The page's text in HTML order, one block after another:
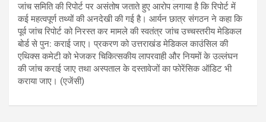
जांच समिति की रिपोर्ट पर असंतोष जताते हुए आरोप लगाया है कि रिपोर्ट में
कई महत्वपूर्ण तथ्यों की अनदेखी की गई है। आर्यन छात्र संगठन ने कहा कि
पूर्व जांच रिपोर्ट को निरस्त कर मामले की स्वतंत्र जांच उच्चस्तरीय मेडिकल
बोर्ड से पुन: कराई जाए। प्रकरण को उत्तराखंड मेडिकल काउंसिल की
एथिक्स कमेटी को भेजकर चिकित्सकीय लापरवाही और नियमों के उल्लंघन
की जांच कराई जाए तथा अस्पताल के दस्तावेजों का फोरेंसिक ऑडिट भी
कराया जाए। (एजेंसी)